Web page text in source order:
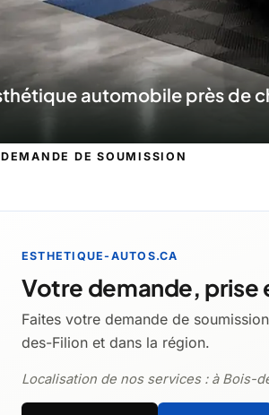
DEMANDE DE SOUMISSION
ESTHETIQUE-AUTOS.CA
Votre demande,
Faites votre demande de
des-Filion et dans la région.
Localisation de nos services : à Bois-